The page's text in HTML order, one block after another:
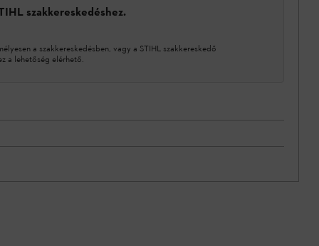
szakkereskedéshez.
a szakkereskedésben, vagy a STIHL szakkereskedő
a lehetőség elérhető.